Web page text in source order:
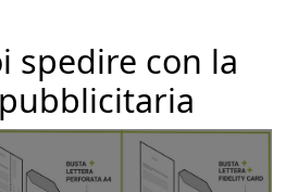
spedire con la